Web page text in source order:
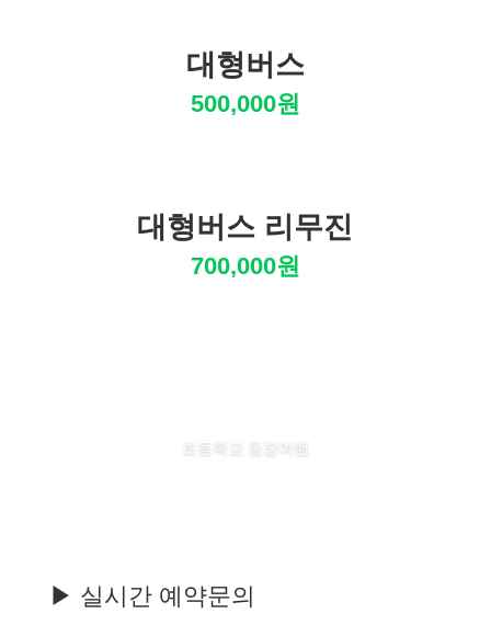
대형버스
500,000원
대형버스 리무진
700,000원
초등학교 동창여행
▶ 실시간 예약문의